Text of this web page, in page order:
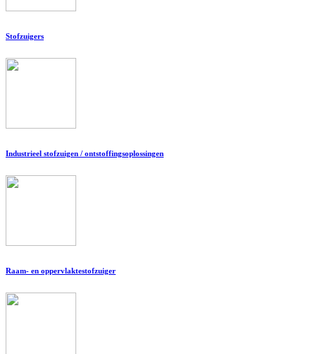
Stofzuigers
Industrieel stofzuigen / ontstoffingsoplossingen
Raam- en oppervlaktestofzuiger